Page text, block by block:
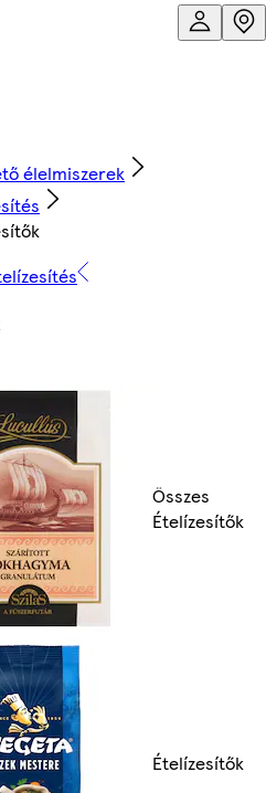
élelmiszerek
Összes
Ételízesítők
Ételízesítők